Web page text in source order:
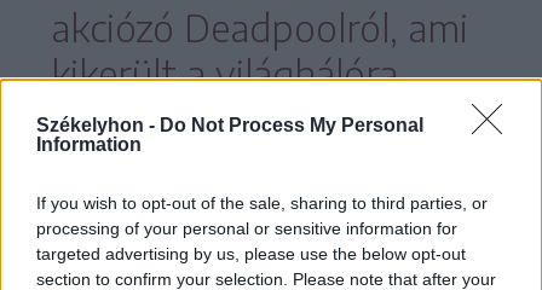
Székelyhon - Do Not Process My Personal
Information
If you wish to opt-out of the sale, sharing to third parties, or
processing of your personal or sensitive information for
targeted advertising by us, please use the below opt-out
section to confirm your selection. Please note that after your
akciózó Deadpoolról, ami
kikerült a világhálóra,
virális lett, a Foxnál pedig
úgy döntöttek, hogy
adnak egy új esélyt
Reynoldsnak,